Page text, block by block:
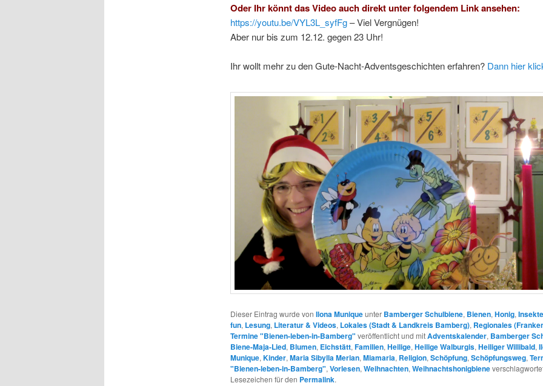
Oder Ihr könnt das Video auch direkt unter folgendem Link ansehen:
https://youtu.be/VYL3L_syfFg– Viel Vergnügen!
Aber nur bis zum 12.12. gegen 23 Uhr!
Ihr wollt mehr zu den Gute-Nacht-Adventsgeschichten erfahren? Dann hier
Dieser Eintrag wurde von Ilona Muniqueunter Bamberger Schulbiene, Bienen,Honig,
fun, Lesung, Literatur & Videos, Lokales (Stadt & Landkreis Bamberg), Regionales
Termine "Bienen-leben-in-Bamberg" veröffentlicht und mitAdventskalender, Bamberger
Biene-Maja-Lied, Blumen, Eichstätt,Familien,Heilige,Heilige Walburgis,Heiliger Willibald,
Munique,Kinder,Maria Sibylla Merian,Miamaria, Religion,Schöpfung,Schöpfungsweg,
"Bienen-leben-in-Bamberg",Vorlesen,Weihnachten,Weihnachtshonigbiene
Lesezeichen für den Permalink.